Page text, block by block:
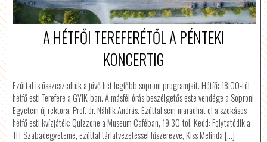
A HÉTFŐI TEREFERÉTŐL A PÉNTEKI
KONCERTIG
Ezúttal is összeszedtük a jövő hét legfőbb soproni programjait. Hétfő: 18:00-tól
hétfő esti Terefere a GYIK-ban. A másfél órás beszélgetős este vendége a Soproni
Egyetem új rektora, Prof. dr. Náhlik András. Ezúttal sem maradhat el a szokásos
hétfő esti kvízjáték: Quizzone a Museum Caféban, 19:30-tól. Kedd: Folytatódik a
TIT Szabadegyeteme, ezúttal tárlatvezetéssel fűszerezve, Kiss Melinda […]